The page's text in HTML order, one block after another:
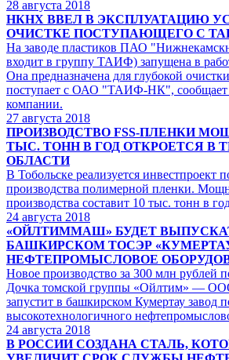
28 августа 2018
НКНХ ВВЕЛ В ЭКСПЛУАТАЦИЮ
ОЧИСТКЕ ПОСТУПАЮЩЕГО С
На заводе пластиков ПАО
входит в группу ТАИФ) запущена в
Она предназначена для глубокой
поступает с ОАО "ТАИФ-НК", сообщает
компании.
27 августа 2018
ПРОИЗВОДСТВО FSS-ПЛЕНКИ
ТЫС. ТОНН В ГОД ОТКРОЕТСЯ В
ОБЛАСТИ
В Тобольске реализуется инвестпроект
производства полимерной пленки.
производства составит 10 тыс. тонн в
24 августа 2018
«ОЙЛТИММАШ» БУДЕТ
БАШКИРСКОМ ТОСЭР
НЕФТЕПРОМЫСЛОВОЕ
Новое производство за 300 млн рублей
Дочка томской группы «Ойлтим» —
запустит в башкирском Кумертау завод
высокотехнологичного
24 августа 2018
В РОССИИ СОЗДАНА СТАЛЬ,